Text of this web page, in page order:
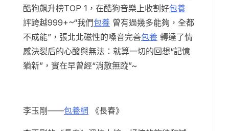
酷狗飆升榜TOP 1，在酷狗音樂上收割好包養
評跨越999+~“我們包養 曾有過幾多能夠，全都
不成能”，張北北磁性的嗓音完善包養 轉達了情
感決裂后的心酸與無法：就算一切的回想“記憶
猶新”，實在早曾經“消散無蹤”~
李玉剛——包養網 《長春》